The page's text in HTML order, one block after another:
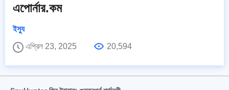
এপোর্নার.কম
ইস্যু
এপ্রিল 23, 2025
20,594